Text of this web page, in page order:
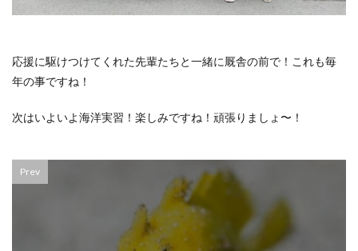
応援に駆けつけてくれた先輩たちと一緒に厩舎の前で！これも毎
年の事ですね！
次はいよいよ海洋実習！楽しみですね！頑張りましょ〜！
Prev